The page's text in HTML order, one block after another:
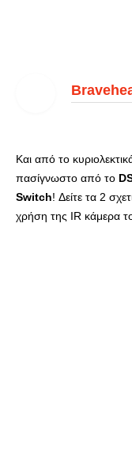
Και από το
πασίγνωστο από το
Switch! Δείτε τα 2
χρήση της ΙR κάμερα